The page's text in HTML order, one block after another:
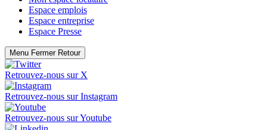
Espace emplois
Espace entreprise
Espace Presse
Menu Fermer Retour
Retrouvez-nous sur X
Retrouvez-nous surInstagram
Retrouvez-nous surYoutube